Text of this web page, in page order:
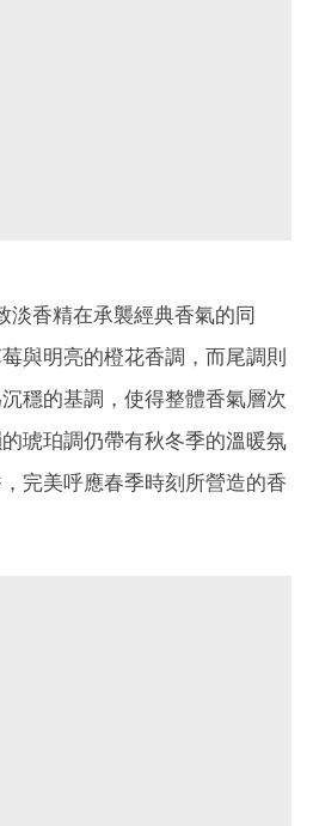
香精在承襲經典香氣的同
與明亮的橙花香調，而尾調則
穩的基調，使得整體香氣層次
琥珀調仍帶有秋冬季的溫暖氛
完美呼應春季時刻所營造的香